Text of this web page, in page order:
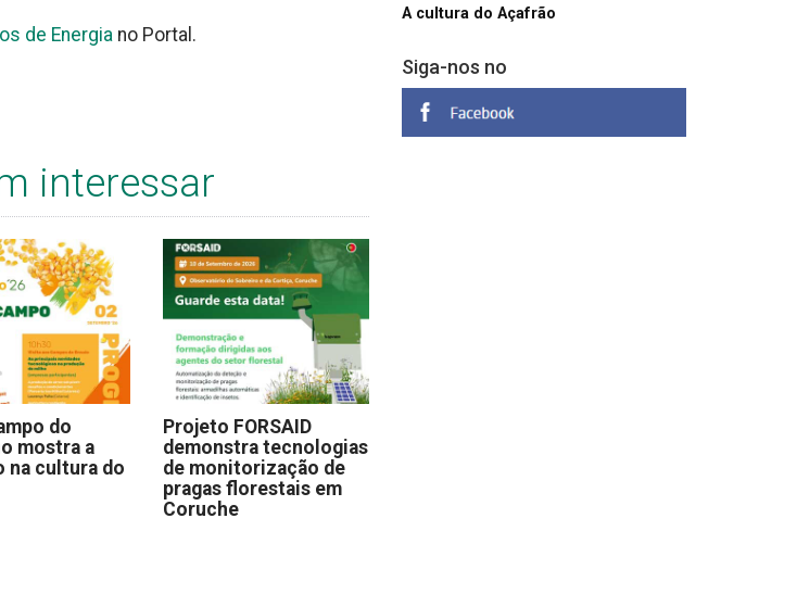
de Energia no Portal.
interessar
do
mostra a
na cultura do
Projeto FORSAID
demonstra tecnologias
de monitorização de
pragas florestais em
Coruche
A cultura do Açafrão
Siga-nos no